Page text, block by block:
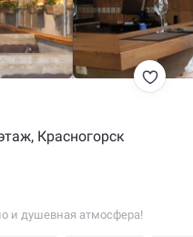
Красногорск
и душевная атмосфера!